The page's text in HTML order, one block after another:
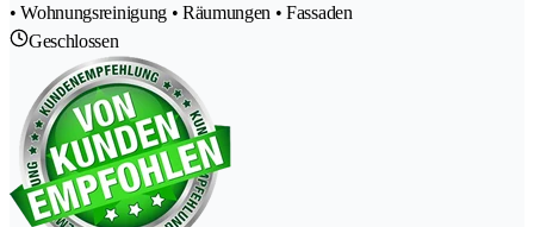
• Wohnungsreinigung • Räumungen • Fassaden
Geschlossen